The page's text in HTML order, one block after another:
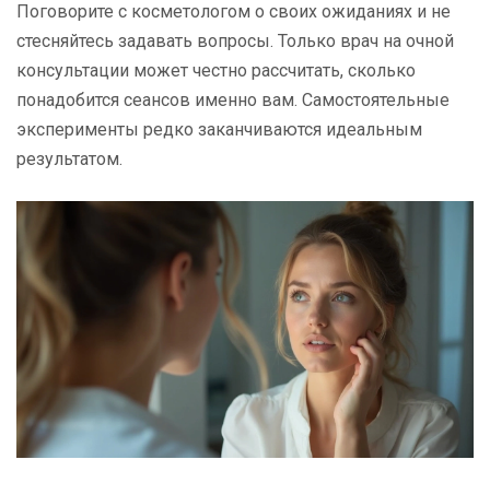
Поговорите с косметологом о своих ожиданиях и не
стесняйтесь задавать вопросы. Только врач на очной
консультации может честно рассчитать, сколько
понадобится сеансов именно вам. Самостоятельные
эксперименты редко заканчиваются идеальным
результатом.